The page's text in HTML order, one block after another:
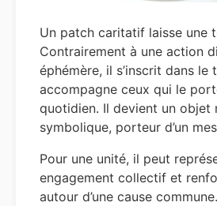
Un patch caritatif laisse une
Contrairement à une action
éphémère, il s’inscrit dans le
accompagne ceux qui le
quotidien. Il devient un objet
symbolique, porteur d’un
Pour une unité, il peut
engagement collectif et
autour d’une cause